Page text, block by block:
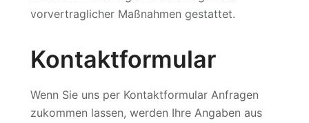
vorvertraglicher Maßnahmen gestattet.
Kontaktformular
Wenn Sie uns per Kontaktformular Anfragen
zukommen lassen, werden Ihre Angaben aus